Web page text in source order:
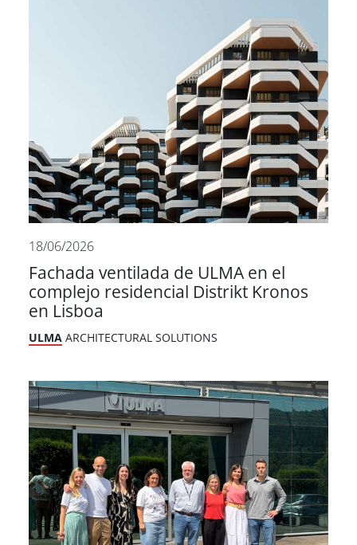
18/06/2026
Fachada ventilada de ULMA en el
complejo residencial Distrikt Kronos
en Lisboa
ULMA ARCHITECTURAL SOLUTIONS